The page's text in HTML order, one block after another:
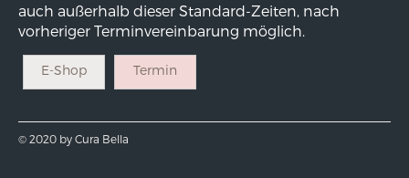
auch außerhalb dieser Standard-Zeiten, nach
vorheriger Terminvereinbarung möglich.
E-Shop Termin
© 2020 by Cura Bella